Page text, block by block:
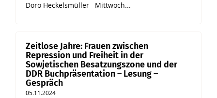
Doro Heckelsmüller Mittwoch...
Zeitlose Jahre: Frauen zwischen
Repression und Freiheit in der
Sowjetischen Besatzungszone und der
DDR Buchpräsentation – Lesung –
Gespräch
05.11.2024